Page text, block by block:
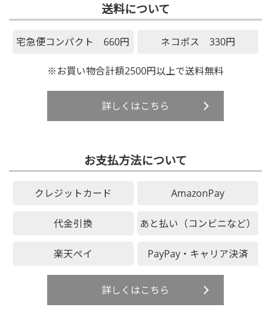
送料について
宅急便コンパクト 660円 ネコポス 330円
※お買い物合計額2500円以上で送料無料
詳しくはこちら
お支払方法について
クレジットカード AmazonPay
代金引換 あと払い（コンビニなど）
楽天ペイ PayPay・キャリア決済
詳しくはこちら